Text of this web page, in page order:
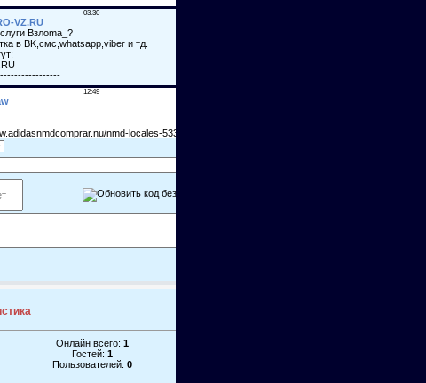
Онлайн всего: 1
Гостей: 1
Пользователей: 0